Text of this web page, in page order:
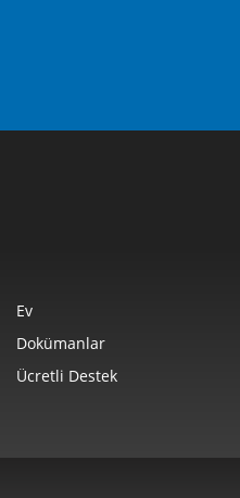
Ev
Dokümanlar
Ücretli Destek